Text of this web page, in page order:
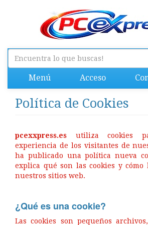
Menú Acceso
Política de Cookies
pcexxpress.es utiliza cookies
experiencia de los visitantes de
ha publicado una política nueva
explica qué son las cookies y
nuestros sitios web.
¿Qué es una cookie?
Las cookies son pequeños